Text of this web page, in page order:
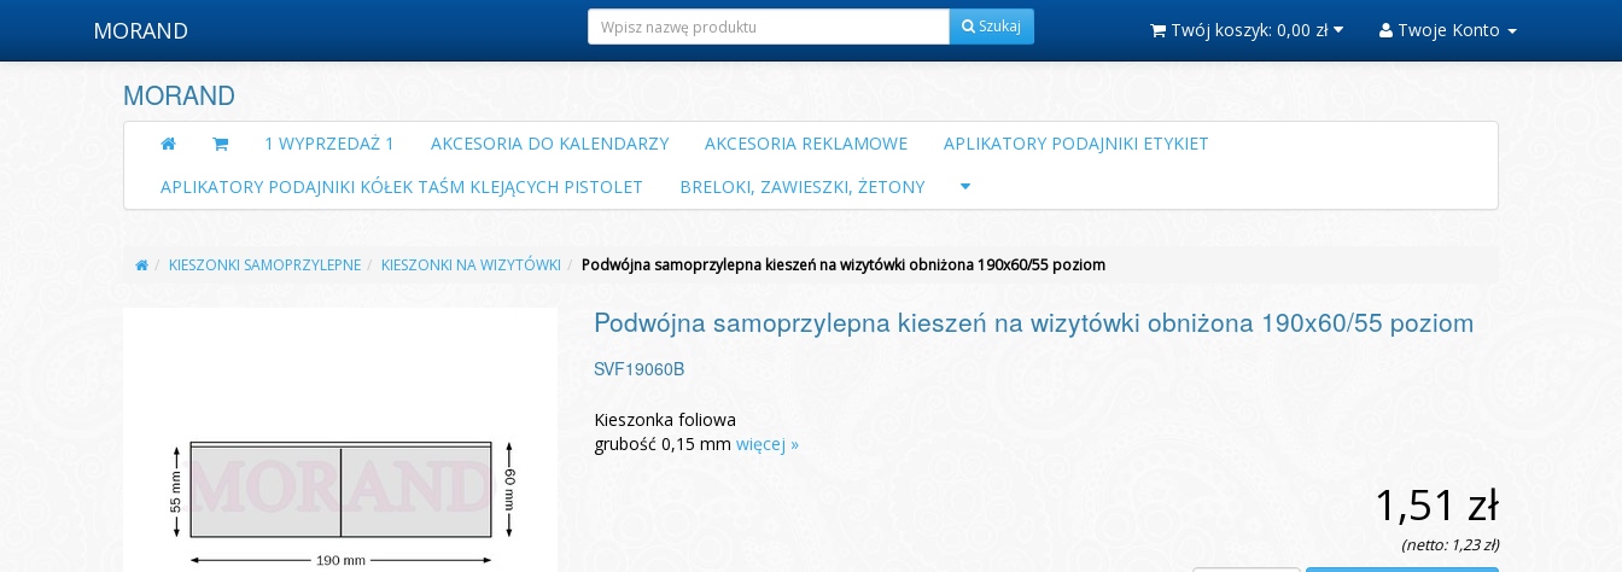
MORAND Szukaj Twój koszyk: 0,00 zł Twoje Konto
MORAND
1 WYPRZEDAŻ 1 AKCESORIA DO KALENDARZY AKCESORIA REKLAMOWE
APLIKATORY PODAJNIKI ETYKIET
APLIKATORY PODAJNIKI KÓŁEK TAŚM KLEJĄCYCH PISTOLET
BRELOKI, ZAWIESZKI, ŻETONY
KIESZONKI SAMOPRZYLEPNE KIESZONKI NA WIZYTÓWKI Podwójna samoprzylepna kieszeń na wizytówki obniżona 190x60/55 poziom
Podwójna samoprzylepna kieszeń na wizytówki obniżona 190x60/55 poziom
SVF19060B
Kieszonka foliowa
grubość 0,15 mm więcej »
1,51 zł
(netto: 1,23 zł)